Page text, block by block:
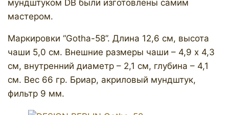
мундштуком DB были изготовлены самим
мастером.
Маркировки “Gotha-58”. Длина 12,6 см, высота
чаши 5,0 см. Внешние размеры чаши – 4,9 х 4,3
см, внутренний диаметр – 2,1 см, глубина – 4,1
см. Вес 66 гр. Бриар, акриловый мундштук,
фильтр 9 мм.